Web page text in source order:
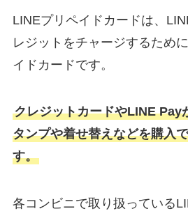
LINEプリペイドカードは、
レジットをチャージするため
イドカードです。
クレジットカードやLINE Pay
タンプや着せ替えなどを購入
す。
各コンビニで取り扱っている